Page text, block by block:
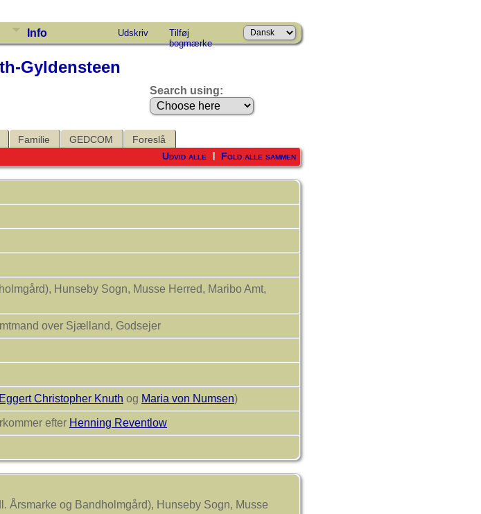
Info Udskriv
Tilføj
bogmærke
Gyldensteen
Search using:
Familie GEDCOM
Foreslå
Udvid alle
Fold alle sammen
Hunseby Sogn, Musse Herred, Maribo Amt,
over Sjælland, Godsejer
Eggert Christopher Knuth og Maria von Numsen)
efter Henning Reventlow
Årsmarke og Bandholmgård), Hunseby Sogn, Musse